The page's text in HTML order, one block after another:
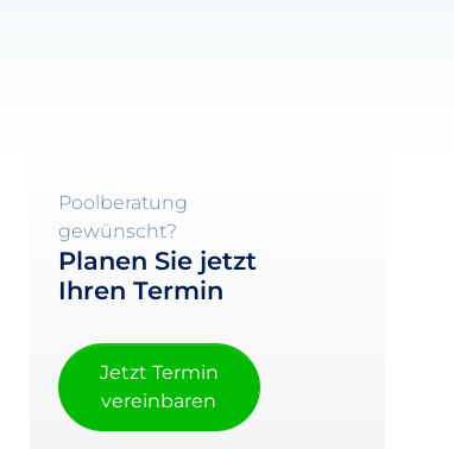
Poolberatung
gewünscht?
Planen Sie jetzt
Ihren Termin
Jetzt Termin
vereinbaren